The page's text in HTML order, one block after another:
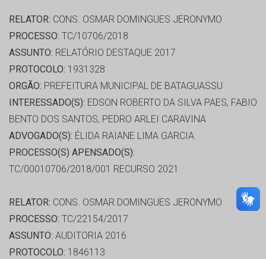
RELATOR: CONS. OSMAR DOMINGUES JERONYMO
PROCESSO: TC/10706/2018
ASSUNTO: RELATÓRIO DESTAQUE 2017
PROTOCOLO: 1931328
ORGÃO: PREFEITURA MUNICIPAL DE BATAGUASSU
INTERESSADO(S): EDSON ROBERTO DA SILVA PAES, FABIO
BENTO DOS SANTOS, PEDRO ARLEI CARAVINA
ADVOGADO(S): ÉLIDA RAIANE LIMA GARCIA
PROCESSO(S) APENSADO(S):
TC/00010706/2018/001 RECURSO 2021
RELATOR: CONS. OSMAR DOMINGUES JERONYMO
PROCESSO: TC/22154/2017
ASSUNTO: AUDITORIA 2016
PROTOCOLO: 1846113